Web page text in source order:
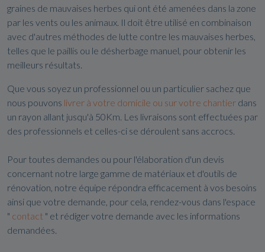
graines de mauvaises herbes qui ont été amenées dans la zone
par les vents ou les animaux. Il doit être utilisé en combinaison
avec d'autres méthodes de lutte contre les mauvaises herbes,
telles que le paillis ou le désherbage manuel, pour obtenir les
meilleurs résultats.
Que vous soyez un professionnel ou un particulier sachez que
nous pouvons livrer à votre domicile ou sur votre chantier dans
un rayon allant jusqu'à 50Km. Les livraisons sont effectuées par
des professionnels et celles-ci se déroulent sans accrocs.
Pour toutes demandes ou pour l'élaboration d'un devis
concernant notre large gamme de matériaux et d'outils de
rénovation, notre équipe répondra efficacement à vos besoins
ainsi que votre demande, pour cela, rendez-vous dans l'espace
" contact " et rédiger votre demande avec les informations
demandées.